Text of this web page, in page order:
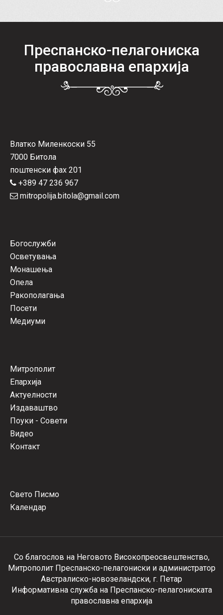
Преспанско-пелагониска
православна епархија
Влатко Миленкоски 55
7000 Битола
поштенски фах 201
+389 47 236 967
mitropolija.bitola@gmail.com
Богослужби
Осветувања
Монашења
Опела
Ракополагања
Посети
Медиуми
Митрополит
Епархија
Актуелности
Издаваштво
Поуки - Совети
Видео
Контакт
Свето Писмо
Календар
Со благослов на Неговото Високопреосвештенство,
Митрополит Преспанско-пелагониски и администратор
Австралиско-новозеландски, г. Петар
Информативна служба на Преспанско-пелагониската
православна епархија